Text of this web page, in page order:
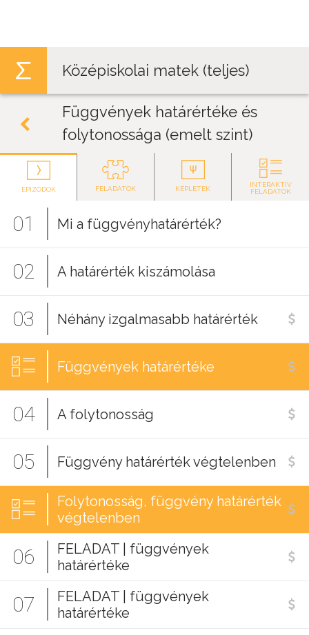
Középiskolai matek (teljes)
Függvények határértéke és
folytonossága (emelt szint)
EPIZÓDOK FELADATOK KÉPLETEK
INTERAKTÍV
FELADATOK
01 Mi a függvényhatárérték?
02 A határérték kiszámolása
03 Néhány izgalmasabb határérték
Függvények határértéke
04 A folytonosság
05 Függvény határérték végtelenben
Folytonosság, függvény határérték
végtelenben
06
FELADAT | függvények
határértéke
07
FELADAT | függvények
határértéke